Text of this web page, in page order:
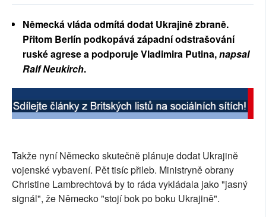
RUBRIKY
PLNÁ VERZE STRÁNEK
Německá vláda odmítá dodat Ukrajině zbraně.
Přitom Berlín podkopává západní odstrašování
ruské agrese a podporuje Vladimira Putina,napsal
Ralf Neukirch.
Takže nyní Německo skutečně plánuje dodat Ukrajině
vojenské vybavení. Pět tisíc přileb. Ministryně obrany
Christine Lambrechtová by to ráda vykládala jako "jasný
signál", že Německo "stojí bok po boku Ukrajině".